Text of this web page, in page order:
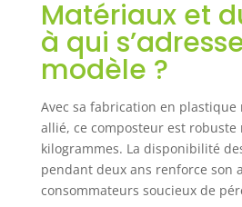
résistants aux
UV. Les pieds en métal
garantissent un
le jardin ou sur le
design léger de
le composteur peut
rapidement et
ou transporté
vous pouvez y mettre
coquilles d'œufs, du
des feuilles de
Matériaux et
à qui
modèle ?
Avec sa fabrication en
allié, ce composteur est robuste
kilogrammes. La disponibilité
pendant deux ans renforce son
consommateurs soucieux de